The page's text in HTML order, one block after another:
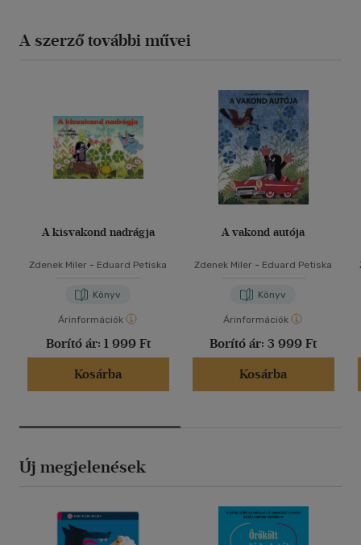
A szerző további művei
A kisvakond nadrágja
Zdenek Miler - Eduard Petiska
Könyv
Árinformációk
Borító ár: 1 999 Ft
Kosárba
A vakond autója
Zdenek Miler - Eduard Petiska
Könyv
Árinformációk
Borító ár: 3 999 Ft
Kosárba
Új megjelenések